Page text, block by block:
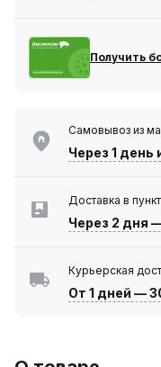
Получить
Самовывоз из
Через 1 день
Доставка в
Через 2 дня
Курьерская
От 1 дней —